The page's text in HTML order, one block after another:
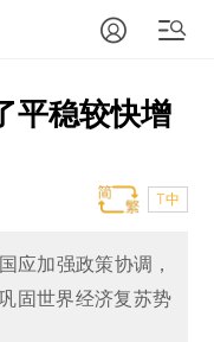
平稳较快增
T中
应加强政策协调，
固世界经济复苏势